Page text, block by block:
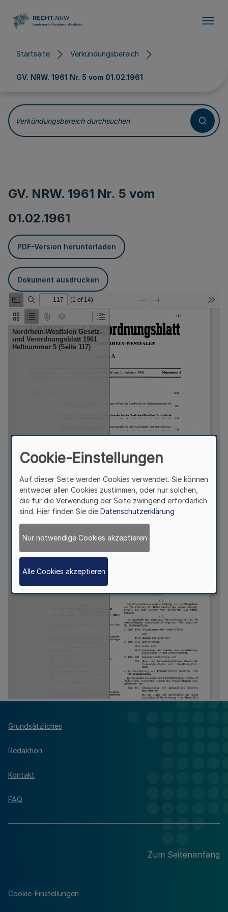
Startseite Verkündungsbereich
GV. NRW. 1961 Nr. 5 vom 01.02.1961
Verkündungsbereich durchsuchen
GV. NRW. 1961 Nr. 5 vom
01.02.1961
PDF-Version herunterladen
Dokument ausdrucken
Grundsätzliches
Redaktion
Kontakt
FAQ
Zum Seitenanfang
Cookie-Einstellungen
Cookie-Einstellungen
Auf dieser Seite werden Cookies verwendet. Sie können
entweder allen Cookies zustimmen, oder nur solchen,
die für die Verwendung der Seite zwingend erforderlich
sind. Hier finden Sie die Datenschutzerklärung
Nur notwendige Cookies akzeptieren
Alle Cookies akzeptieren